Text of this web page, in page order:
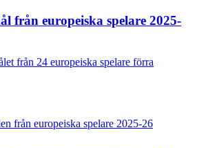
från europeiska spelare 2025-
från 24 europeiska spelare förra